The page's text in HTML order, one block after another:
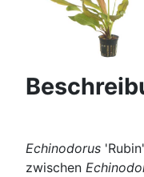
Echinodorus
zwischen